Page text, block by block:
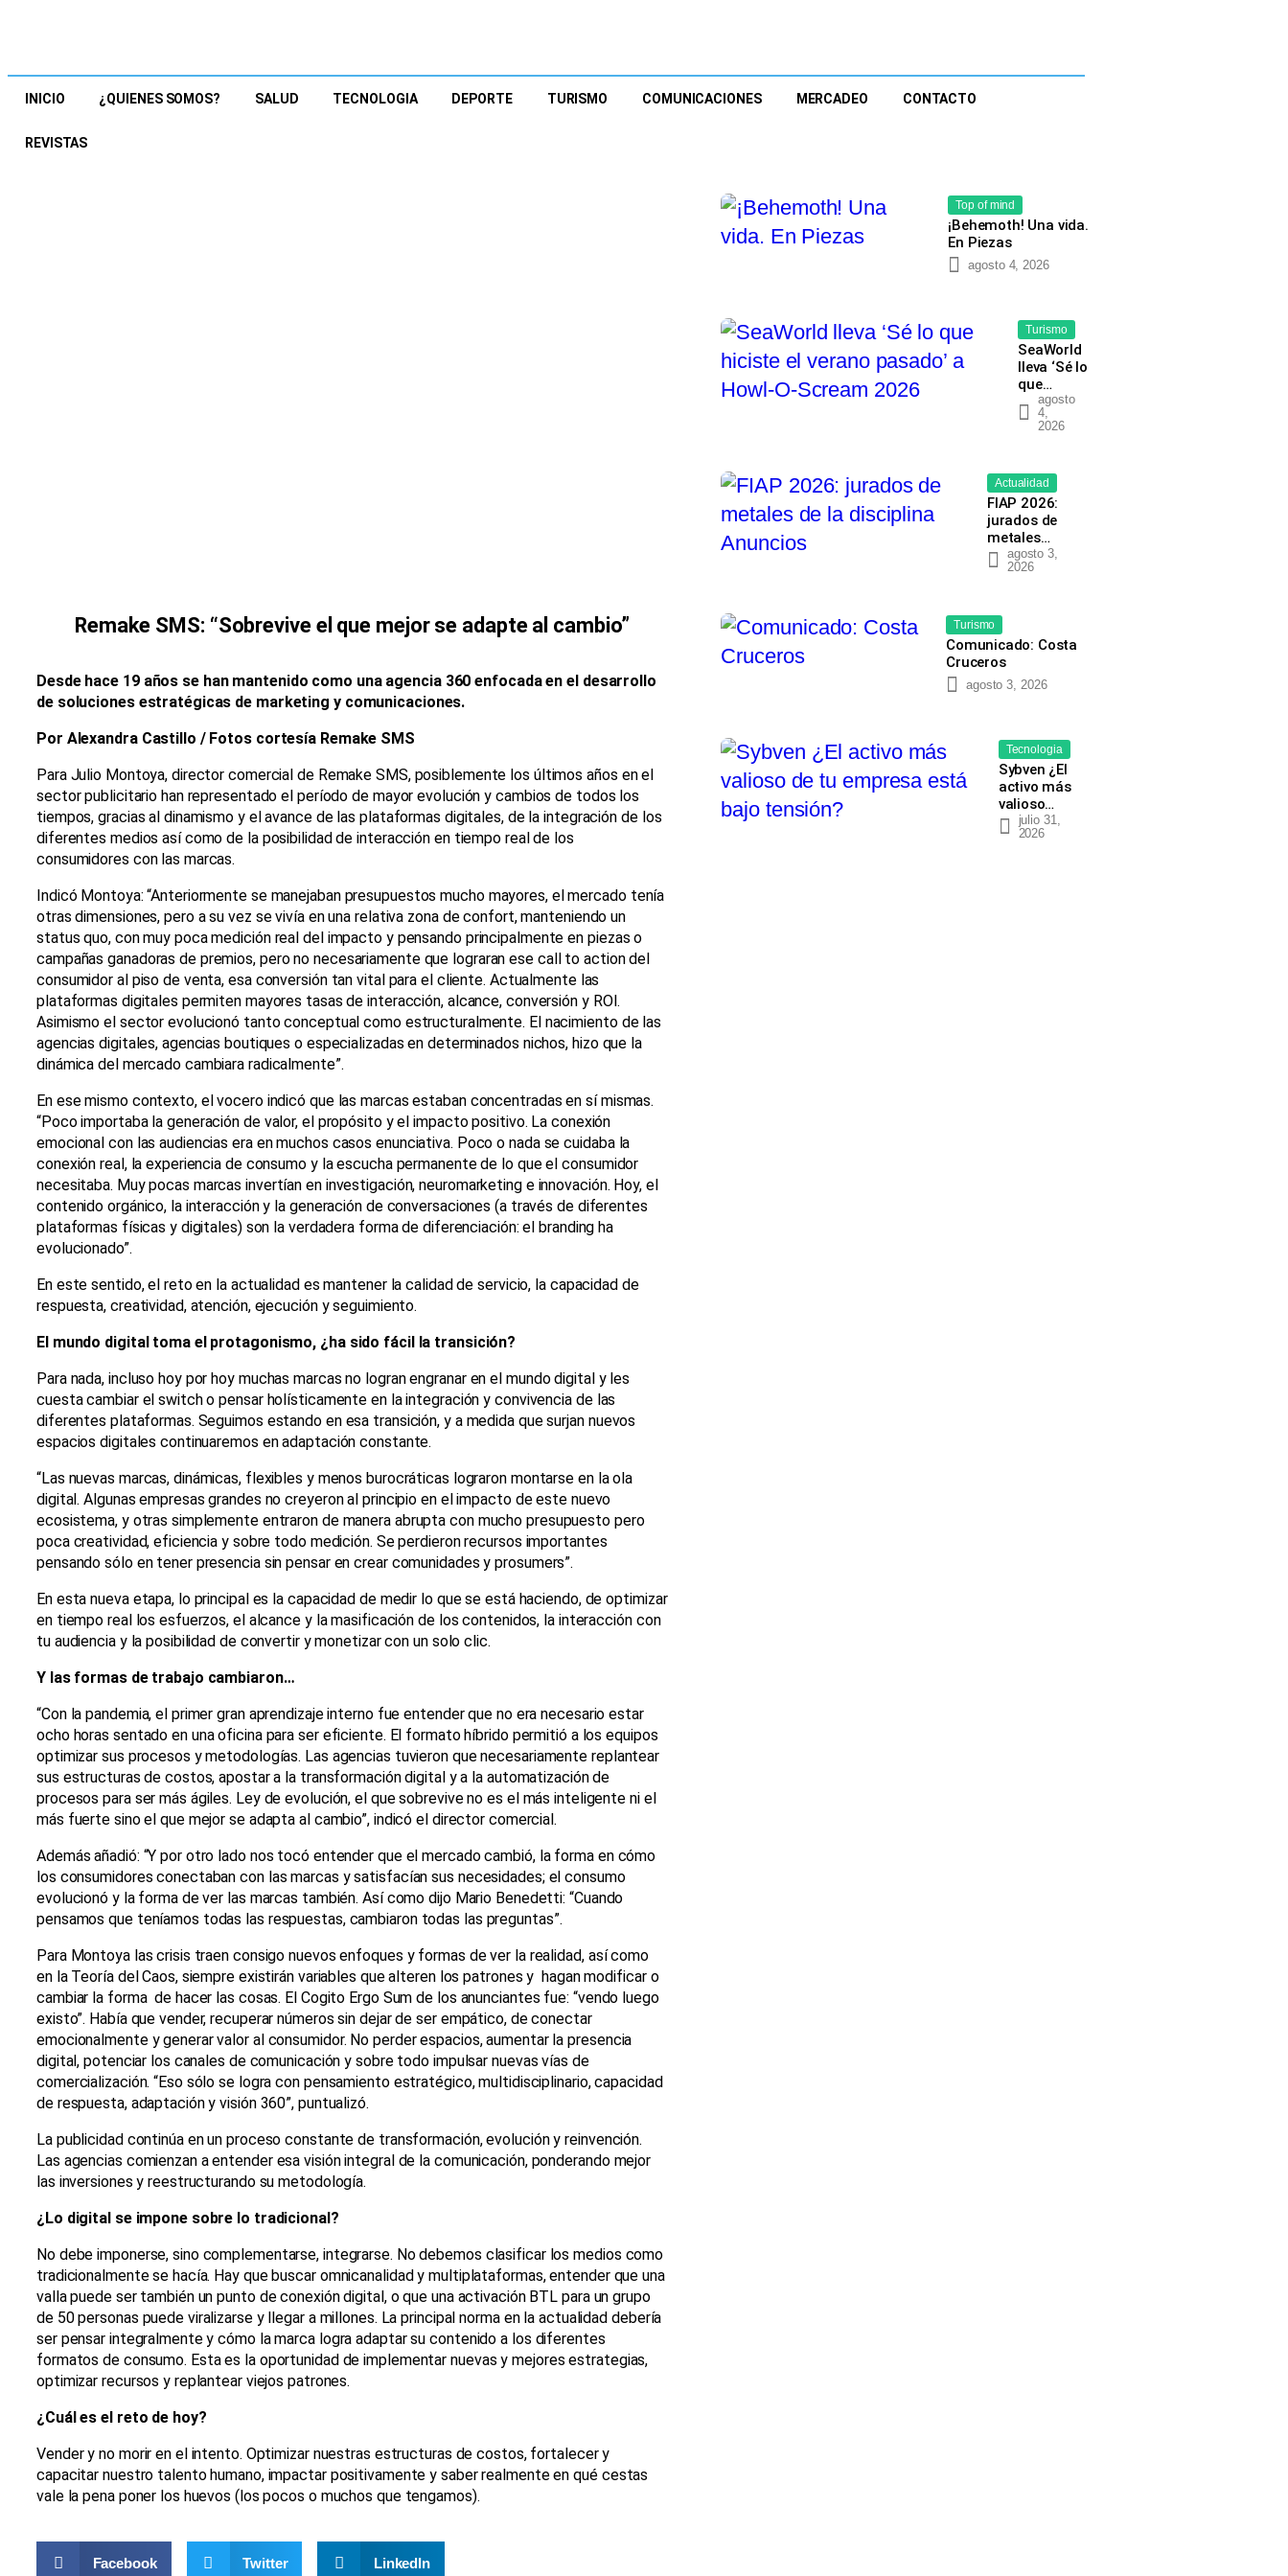
INICIO ¿QUIENES SOMOS? SALUD TECNOLOGIA DEPORTE TURISMO COMUNICACIONES MERCADEO CONTACTO
REVISTAS
Remake SMS: “Sobrevive el que mejor se adapte al cambio”
Desde hace 19 años se han mantenido como una agencia 360 enfocada en el desarrollo
de soluciones estratégicas de marketing y comunicaciones.
Por Alexandra Castillo / Fotos cortesía Remake SMS
Para Julio Montoya, director comercial de Remake SMS, posiblemente los últimos años en el
sector publicitario han representado el período de mayor evolución y cambios de todos los
tiempos, gracias al dinamismo y el avance de las plataformas digitales, de la integración de los
diferentes medios así como de la posibilidad de interacción en tiempo real de los
consumidores con las marcas.
Indicó Montoya: “Anteriormente se manejaban presupuestos mucho mayores, el mercado tenía
otras dimensiones, pero a su vez se vivía en una relativa zona de confort, manteniendo un
status quo, con muy poca medición real del impacto y pensando principalmente en piezas o
campañas ganadoras de premios, pero no necesariamente que lograran ese call to action del
consumidor al piso de venta, esa conversión tan vital para el cliente. Actualmente las
plataformas digitales permiten mayores tasas de interacción, alcance, conversión y ROI.
Asimismo el sector evolucionó tanto conceptual como estructuralmente. El nacimiento de las
agencias digitales, agencias boutiques o especializadas en determinados nichos, hizo que la
dinámica del mercado cambiara radicalmente”.
En ese mismo contexto, el vocero indicó que las marcas estaban concentradas en sí mismas.
“Poco importaba la generación de valor, el propósito y el impacto positivo. La conexión
emocional con las audiencias era en muchos casos enunciativa. Poco o nada se cuidaba la
conexión real, la experiencia de consumo y la escucha permanente de lo que el consumidor
necesitaba. Muy pocas marcas invertían en investigación, neuromarketing e innovación. Hoy, el
contenido orgánico, la interacción y la generación de conversaciones (a través de diferentes
plataformas físicas y digitales) son la verdadera forma de diferenciación: el branding ha
evolucionado”.
En este sentido, el reto en la actualidad es mantener la calidad de servicio, la capacidad de
respuesta, creatividad, atención, ejecución y seguimiento.
El mundo digital toma el protagonismo, ¿ha sido fácil la transición?
Para nada, incluso hoy por hoy muchas marcas no logran engranar en el mundo digital y les
cuesta cambiar el switch o pensar holísticamente en la integración y convivencia de las
diferentes plataformas. Seguimos estando en esa transición, y a medida que surjan nuevos
espacios digitales continuaremos en adaptación constante.
“Las nuevas marcas, dinámicas, flexibles y menos burocráticas lograron montarse en la ola
digital. Algunas empresas grandes no creyeron al principio en el impacto de este nuevo
ecosistema, y otras simplemente entraron de manera abrupta con mucho presupuesto pero
poca creatividad, eficiencia y sobre todo medición. Se perdieron recursos importantes
pensando sólo en tener presencia sin pensar en crear comunidades y prosumers”.
En esta nueva etapa, lo principal es la capacidad de medir lo que se está haciendo, de optimizar
en tiempo real los esfuerzos, el alcance y la masificación de los contenidos, la interacción con
tu audiencia y la posibilidad de convertir y monetizar con un solo clic.
Y las formas de trabajo cambiaron…
“Con la pandemia, el primer gran aprendizaje interno fue entender que no era necesario estar
ocho horas sentado en una oficina para ser eficiente. El formato híbrido permitió a los equipos
optimizar sus procesos y metodologías. Las agencias tuvieron que necesariamente replantear
sus estructuras de costos, apostar a la transformación digital y a la automatización de
procesos para ser más ágiles. Ley de evolución, el que sobrevive no es el más inteligente ni el
más fuerte sino el que mejor se adapta al cambio”, indicó el director comercial.
Además añadió: “Y por otro lado nos tocó entender que el mercado cambió, la forma en cómo
los consumidores conectaban con las marcas y satisfacían sus necesidades; el consumo
evolucionó y la forma de ver las marcas también. Así como dijo Mario Benedetti: “Cuando
pensamos que teníamos todas las respuestas, cambiaron todas las preguntas”.
Para Montoya las crisis traen consigo nuevos enfoques y formas de ver la realidad, así como
en la Teoría del Caos, siempre existirán variables que alteren los patrones y hagan modificar o
cambiar la forma de hacer las cosas. El Cogito Ergo Sum de los anunciantes fue: “vendo luego
existo”. Había que vender, recuperar números sin dejar de ser empático, de conectar
emocionalmente y generar valor al consumidor. No perder espacios, aumentar la presencia
digital, potenciar los canales de comunicación y sobre todo impulsar nuevas vías de
comercialización. “Eso sólo se logra con pensamiento estratégico, multidisciplinario, capacidad
de respuesta, adaptación y visión 360”, puntualizó.
La publicidad continúa en un proceso constante de transformación, evolución y reinvención.
Las agencias comienzan a entender esa visión integral de la comunicación, ponderando mejor
las inversiones y reestructurando su metodología.
¿Lo digital se impone sobre lo tradicional?
No debe imponerse, sino complementarse, integrarse. No debemos clasificar los medios como
tradicionalmente se hacía. Hay que buscar omnicanalidad y multiplataformas, entender que una
valla puede ser también un punto de conexión digital, o que una activación BTL para un grupo
de 50 personas puede viralizarse y llegar a millones. La principal norma en la actualidad debería
ser pensar integralmente y cómo la marca logra adaptar su contenido a los diferentes
formatos de consumo. Esta es la oportunidad de implementar nuevas y mejores estrategias,
optimizar recursos y replantear viejos patrones.
¿Cuál es el reto de hoy?
Vender y no morir en el intento. Optimizar nuestras estructuras de costos, fortalecer y
capacitar nuestro talento humano, impactar positivamente y saber realmente en qué cestas
vale la pena poner los huevos (los pocos o muchos que tengamos).
Facebook Twitter LinkedIn
Top of mind
¡Behemoth! Una vida.
En Piezas
agosto 4, 2026
Turismo
SeaWorld
lleva ‘Sé lo
que…
agosto
4,
2026
Actualidad
FIAP 2026:
jurados de
metales…
agosto 3,
2026
Turismo
Comunicado: Costa
Cruceros
agosto 3, 2026
Tecnologia
Sybven ¿El
activo más
valioso…
julio 31,
2026